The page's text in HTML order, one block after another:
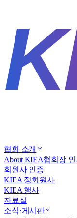
협회 소개
About KIEA협회장
회원사 인증
KIEA 정회원사
KIEA 행사
자료실
소식·게시판